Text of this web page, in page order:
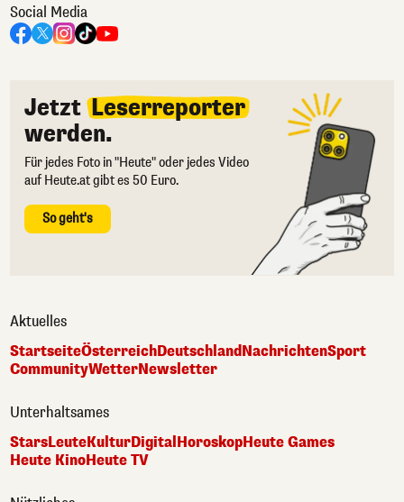
Social Media
Jetzt Leserreporter
werden.
Für jedes Foto in "Heute" oder jedes Video
auf Heute.at gibt es 50 Euro.
So geht's
Aktuelles
StartseiteÖsterreichDeutschlandNachrichtenSport
CommunityWetterNewsletter
Unterhaltsames
StarsLeuteKulturDigital HoroskopHeute Games
Heute KinoHeute TV